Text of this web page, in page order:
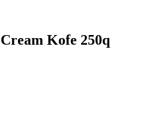
Kofe 250q